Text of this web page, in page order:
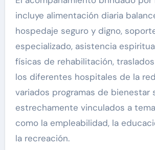
incluye alimentación diaria
hospedaje seguro y digno,
especializado, asistencia
físicas de rehabilitación,
los diferentes hospitales de la
variados programas de bienestar
estrechamente vinculados a
como la empleabilidad, la
la recreación.